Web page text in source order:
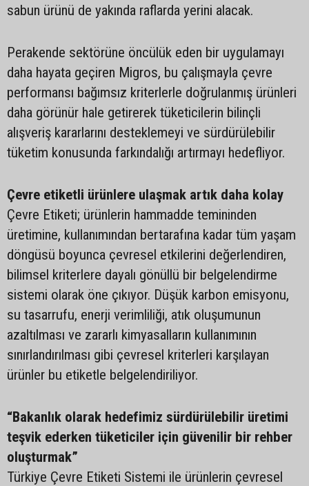
sabun ürünü de yakında raflarda yerini alacak.
Perakende sektörüne öncülük eden bir uygulamayı
daha hayata geçiren Migros, bu çalışmayla çevre
performansı bağımsız kriterlerle doğrulanmış ürünleri
daha görünür hale getirerek tüketicilerin bilinçli
alışveriş kararlarını desteklemeyi ve sürdürülebilir
tüketim konusunda farkındalığı artırmayı hedefliyor.
Çevre etiketli ürünlere ulaşmak artık daha kolay
Çevre Etiketi; ürünlerin hammadde temininden
üretimine, kullanımından bertarafına kadar tüm yaşam
döngüsü boyunca çevresel etkilerini değerlendiren,
bilimsel kriterlere dayalı gönüllü bir belgelendirme
sistemi olarak öne çıkıyor. Düşük karbon emisyonu,
su tasarrufu, enerji verimliliği, atık oluşumunun
azaltılması ve zararlı kimyasalların kullanımının
sınırlandırılması gibi çevresel kriterleri karşılayan
ürünler bu etiketle belgelendiriliyor.
“Bakanlık olarak hedefimiz sürdürülebilir üretimi
teşvik ederken tüketiciler için güvenilir bir rehber
oluşturmak”
Türkiye Çevre Etiketi Sistemi ile ürünlerin çevresel